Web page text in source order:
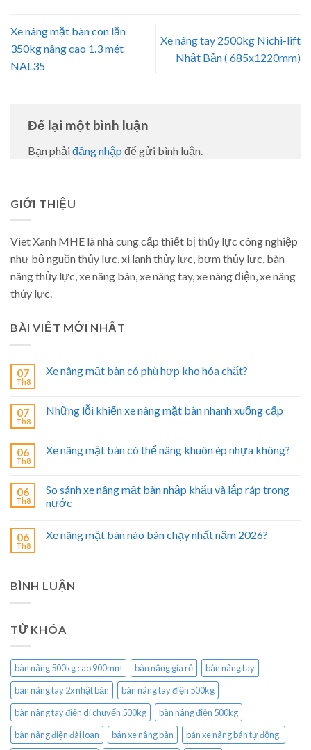
Xe nâng mặt bàn con lăn
350kg nâng cao 1.3 mét
NAL35
Xe nâng tay 2500kg Nichi-lift
Nhật Bản ( 685x1220mm)
Để lại một bình luận
Bạn phải đăng nhập để gửi bình luận.
GIỚI THIỆU
Viet Xanh MHE là nhà cung cấp thiết bị thủy lực công nghiệp
như bộ nguồn thủy lực, xi lanh thủy lực, bơm thủy lực, bàn
nâng thủy lực, xe nâng bàn, xe nâng tay, xe nâng điện, xe nâng
thủy lực.
BÀI VIẾT MỚI NHẤT
07
Th8
Xe nâng mặt bàn có phù hợp kho hóa chất?
07
Th8
Những lỗi khiến xe nâng mặt bàn nhanh xuống cấp
06
Th8
Xe nâng mặt bàn có thể nâng khuôn ép nhựa không?
06
Th8
So sánh xe nâng mặt bàn nhập khẩu và lắp ráp trong
nước
06
Th8
Xe nâng mặt bàn nào bán chạy nhất năm 2026?
BÌNH LUẬN
TỪ KHÓA
bàn nâng 500kg cao 900mm bàn nâng gía rẻ
bàn nâng tay
bàn nâng tay 2x nhật bản
bàn nâng tay điện 500kg
bàn nâng tay điện di chuyển 500kg
bàn nâng điện 500kg
bàn nâng điện đài loan
bán xe nâng bàn
bán xe nâng bán tự động.